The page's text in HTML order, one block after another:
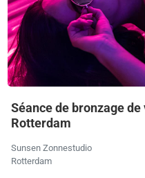
Séance de bronzage
Rotterdam
Sunsen Zonnestudio
Rotterdam